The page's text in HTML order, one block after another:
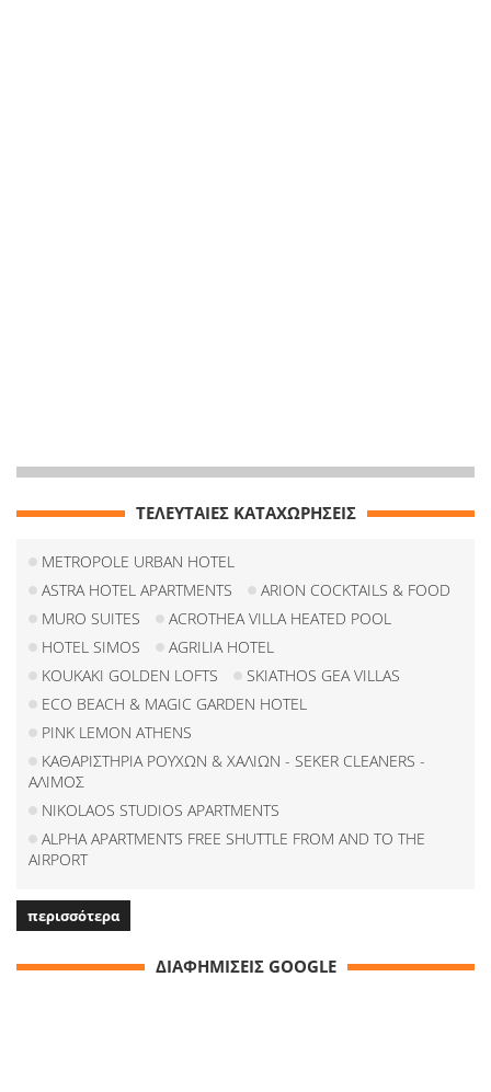
ΤΕΛΕΥΤΑΙΕΣ ΚΑΤΑΧΩΡΗΣΕΙΣ
METROPOLE URBAN HOTEL
ASTRA HOTEL APARTMENTS
ARION COCKTAILS & FOOD
MURO SUITES
ACROTHEA VILLA HEATED POOL
HOTEL SIMOS
AGRILIA HOTEL
KOUKAKI GOLDEN LOFTS
SKIATHOS GEA VILLAS
ECO BEACH & MAGIC GARDEN HOTEL
PINK LEMON ATHENS
ΚΑΘΑΡΙΣΤΗΡΙΑ ΡΟΥΧΩΝ & ΧΑΛΙΩΝ - SEKER CLEANERS -
ΑΛΙΜΟΣ
NIKOLAOS STUDIOS APARTMENTS
ALPHA APARTMENTS FREE SHUTTLE FROM AND TO THE
AIRPORT
περισσότερα
ΔΙΑΦΗΜΙΣΕΙΣ GOOGLE